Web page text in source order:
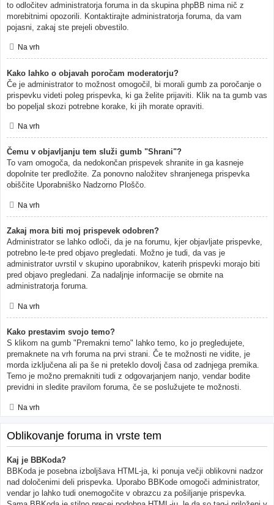
to odločitev administratorja foruma in da skupina phpBB nima nič z
morebitnimi opozorili. Kontaktirajte administratorja foruma, da vam
pojasni, zakaj ste prejeli obvestilo.
Na vrh
Kako lahko o objavah poročam moderatorju?
Če je administrator to možnost omogočil, bi morali gumb za poročanje o
prispevku videti poleg prispevka, ki ga želite prijaviti. Klik na ta gumb vas
bo popeljal skozi potrebne korake, ki jih morate opraviti.
Na vrh
Čemu v objavljanju tem služi gumb "Shrani"?
To vam omogoča, da nedokončan prispevek shranite in ga kasneje
dopolnite ter predložite. Za ponovno naložitev shranjenega prispevka
obiščite Uporabniško Nadzorno Ploščo.
Na vrh
Zakaj mora biti moj prispevek odobren?
Administrator se lahko odloči, da je na forumu, kjer objavljate prispevke,
potrebno le-te pred objavo pregledati. Možno je tudi, da vas je
administrator uvrstil v skupino uporabnikov, katerih prispevki morajo biti
pred objavo pregledani. Za nadaljnje informacije se obrnite na
administratorja foruma.
Na vrh
Kako prestavim svojo temo?
S klikom na gumb "Premakni temo" lahko temo, ko jo pregledujete,
premaknete na vrh foruma na prvi strani. Če te možnosti ne vidite, je
morda izključena ali pa še ni preteklo dovolj časa od zadnjega premika.
Temo je možno premakniti tudi z odgovarjanjem nanjo, vendar bodite
previdni in sledite pravilom foruma, če se poslužujete te možnosti.
Na vrh
Oblikovanje foruma in vrste tem
Kaj je BBKoda?
BBKoda je posebna izboljšava HTML-ja, ki ponuja večji oblikovni nadzor
nad določenimi deli prispevka. Uporabo BBKode omogoči administrator,
vendar jo lahko tudi onemogočite v obrazcu za pošiljanje prispevka.